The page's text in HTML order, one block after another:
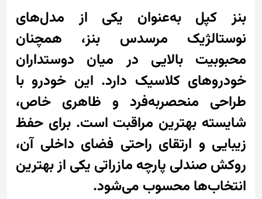
بنز کپل به‌عنوان یکی از مدل‌های
نوستالژیک مرسدس بنز، همچنان
محبوبیت بالایی در میان دوستداران
خودروهای کلاسیک دارد. این خودرو با
طراحی منحصر‌به‌فرد و ظاهری خاص،
شایسته بهترین مراقبت است. برای حفظ
زیبایی و ارتقای راحتی فضای داخلی آن،
روکش صندلی پارچه مازراتی یکی از بهترین
انتخاب‌ها محسوب می‌شود.